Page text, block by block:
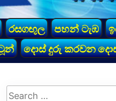
රසගඟුල පහන් ටැඹ
දොස් දුරු කරවන